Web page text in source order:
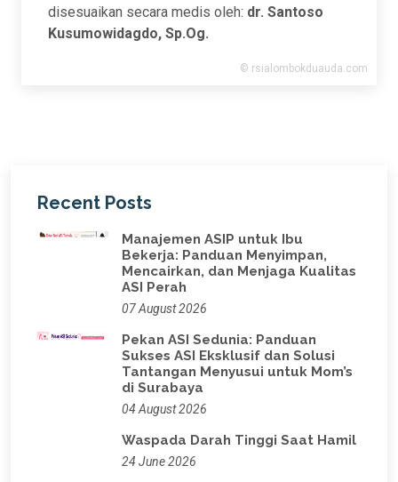
disesuaikan secara medis oleh: dr. Santoso
Kusumowidagdo, Sp.Og.
Recent Posts
Manajemen ASIP untuk Ibu
Bekerja: Panduan Menyimpan,
Mencairkan, dan Menjaga Kualitas
ASI Perah
07 August 2026
Pekan ASI Sedunia: Panduan
Sukses ASI Eksklusif dan Solusi
Tantangan Menyusui untuk Mom’s
di Surabaya
04 August 2026
Waspada Darah Tinggi Saat Hamil
24 June 2026